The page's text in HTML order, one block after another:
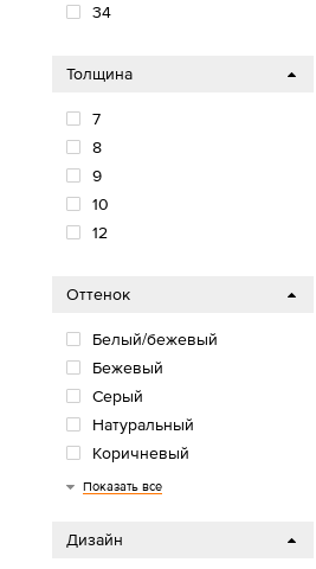
34
Толщина
7
8
9
10
12
Оттенок
Белый/бежевый
Бежевый
Серый
Натуральный
Коричневый
Черный
Показать все
Дизайн